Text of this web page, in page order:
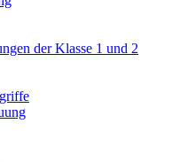
der Klasse 1 und 2